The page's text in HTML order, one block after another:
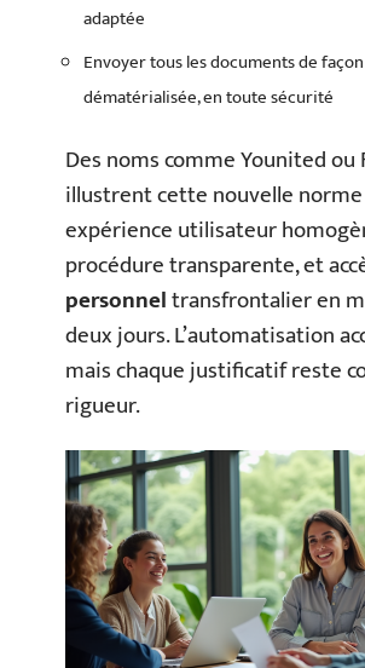
adaptée
Envoyer tous les documents de façon
dématérialisée, en toute sécurité
Des noms comme Younited
illustrent cette nouvelle
expérience utilisateur
procédure transparente, et
personneltransfrontalier en
deux jours. L’automatisation
mais chaque justificatif reste
rigueur.